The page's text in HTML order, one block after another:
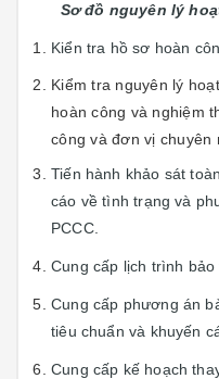
Sơ đồ nguyên lý
Kiển tra hồ sơ hoàn
Kiểm tra nguyên lý
hoàn công và nghiệm
công và đơn vị chuyên
Tiến hành khảo sát
cáo về tình trạng và
PCCC.
Cung cấp lịch trình
Cung cấp phương án
tiêu chuẩn và khuyến
Cung cấp kế hoạch